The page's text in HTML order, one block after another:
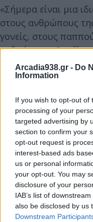
Arcadia938.gr - Do
Information
If you wish to opt-out of
processing of your
targeted advertising by
section to confirm your
opt-out request is
interest-based ads
us or personal
your opt-out. You may
disclosure of your
IAB’s list of
also be disclosed by us
Downstream
«Σήμερα είναι μια
στους ανθρώπους
γονείς, στους
ανθρώπους.
με σεβασμό και
να αναδείξει τη
Alzheimer, με τη
Γήρανσης “Μέντωρ”
Στασινόπουλος,
θερμά».
Ο Καθηγητής
Διευθυντής της
Ψυχιατρικής Κλινικής
(ΕΚΠΑ), σημείωσε: